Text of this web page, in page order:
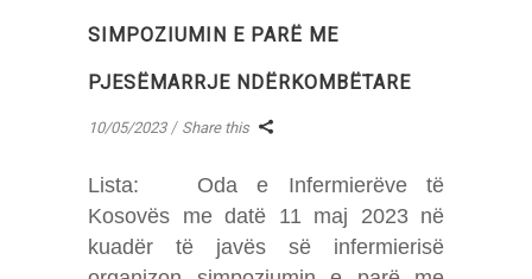
SIMPOZIUMIN E PARË ME
PJESËMARRJE NDËRKOMBËTARE
10/05/2023 Share this
Lista: Oda e Infermierëve të
Kosovës me datë 11 maj 2023 në
kuadër të javës së infermierisë